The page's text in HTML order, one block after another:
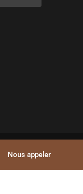
Nous appeler